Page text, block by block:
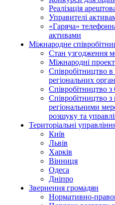
Реалізація
Управителі
«Гаряча»
активами
Міжнародне
Стан узгодження
Міжнародні
Співробітництво
регіональних
Співробітництво
Співробітництво
регіональними
розшуку та
Територіальні
Київ
Львів
Харків
Вінниця
Одеса
Дніпро
Звернення громадян
Нормативно-